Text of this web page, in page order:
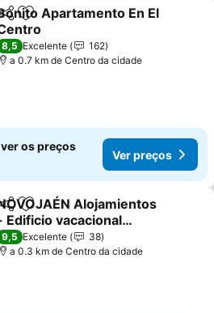
Adicionar aos favoritos
Apartamento En El
8,5 Excelente
162
a 0.7 km de Centro da cidade
os preços
Ver preços
Adicionar aos favoritos
Alojamientos
Edificio vacacional
y Tranquilo
junto a Catedral
9,5 Excelente
38
a 0.3 km de Centro da cidade